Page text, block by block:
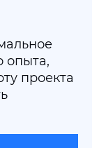
опыта,
проекта